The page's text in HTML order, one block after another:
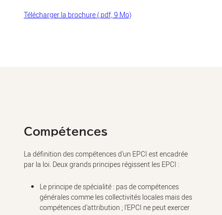
Télécharger la brochure (.pdf, 9 Mo)
Compétences
La définition des compétences d’un EPCI est encadrée
par la loi. Deux grands principes régissent les EPCI :
Le principe de spécialité : pas de compétences
générales comme les collectivités locales mais des
compétences d’attribution ; l’EPCI ne peut exercer